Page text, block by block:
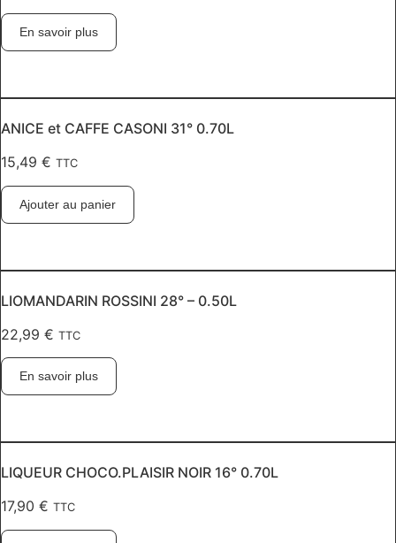
En savoir plus
ANICE et CAFFE CASONI 31° 0.70L
15,49 € TTC
Ajouter au panier
LIOMANDARIN ROSSINI 28° – 0.50L
22,99 € TTC
En savoir plus
LIQUEUR CHOCO.PLAISIR NOIR 16° 0.70L
17,90 € TTC